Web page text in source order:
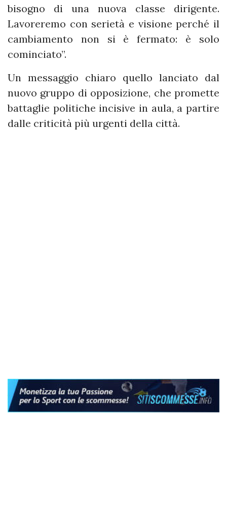
bisogno di una nuova classe dirigente.
Lavoreremo con serietà e visione perché il
cambiamento non si è fermato: è solo
cominciato”.
Un messaggio chiaro quello lanciato dal
nuovo gruppo di opposizione, che promette
battaglie politiche incisive in aula, a partire
dalle criticità più urgenti della città.